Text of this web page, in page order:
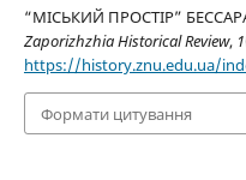
“МІСЬКИЙ ПРОСТІР”
Zaporizhzhia Historical Review, 1
https://history.znu.edu.ua/
Формати цитування